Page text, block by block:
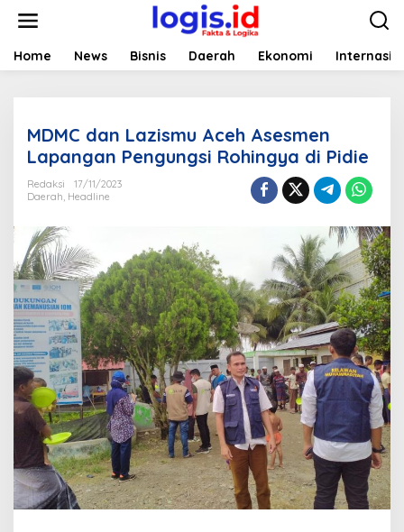
t
Home News Bisnis Daerah Ekonomi
MDMC dan Lazismu Aceh Asesmen
Lapangan Pengungsi Rohingya di Pidie
Redaksi
17/11/2023
Daerah, Headline